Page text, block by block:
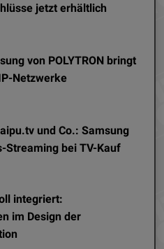
jetzt erhältlich
von POLYTRON bringt
Netzwerke
und Co.: Samsung
Streaming bei TV-Kauf
integriert:
im Design der